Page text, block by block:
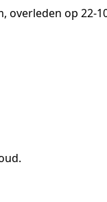
, overleden op